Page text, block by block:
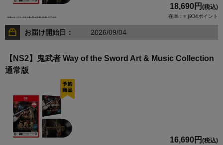
18,690円 (税込)
在庫：○ |934ポイント
お届け開始日： 2026/09/04
【NS2】鬼武者 Way of the Sword Art & Music Collection
通常版
16,690円 (税込)